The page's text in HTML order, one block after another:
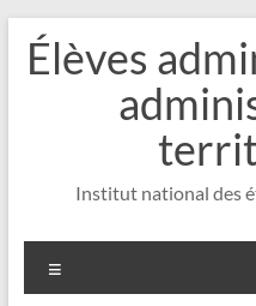
Aller
contenu
Élèves
Institut national des